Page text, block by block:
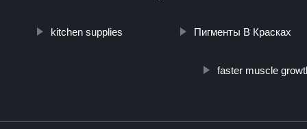
kitchen supplies Пигменты В Красках
faster muscle